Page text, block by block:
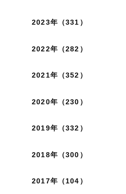
2023年（331）
2022年（282）
2021年（352）
2020年（230）
2019年（332）
2018年（300）
2017年（104）